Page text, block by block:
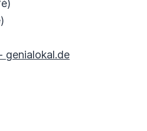
genialokal.de